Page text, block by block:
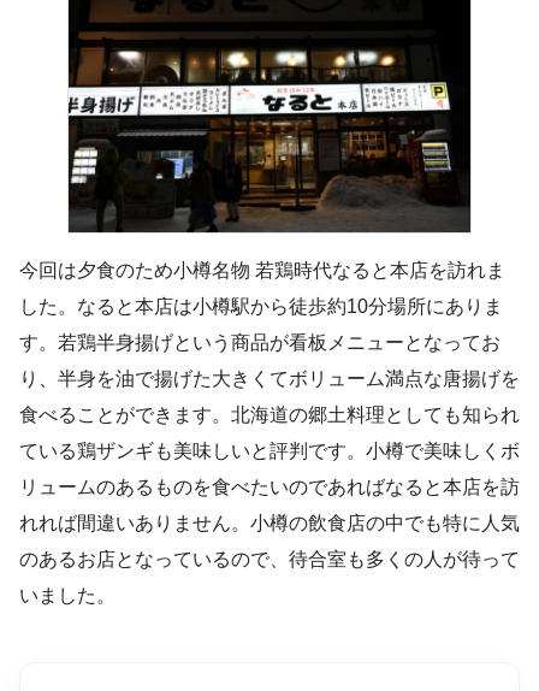
今回は夕食のため小樽名物 若鶏時代なると本店を訪れま
した。なると本店は小樽駅から徒歩約10分場所にありま
す。若鶏半身揚げという商品が看板メニューとなってお
り、半身を油で揚げた大きくてボリューム満点な唐揚げを
食べることができます。北海道の郷土料理としても知られ
ている鶏ザンギも美味しいと評判です。小樽で美味しくボ
リュームのあるものを食べたいのであればなると本店を訪
れれば間違いありません。小樽の飲食店の中でも特に人気
のあるお店となっているので、待合室も多くの人が待って
いました。